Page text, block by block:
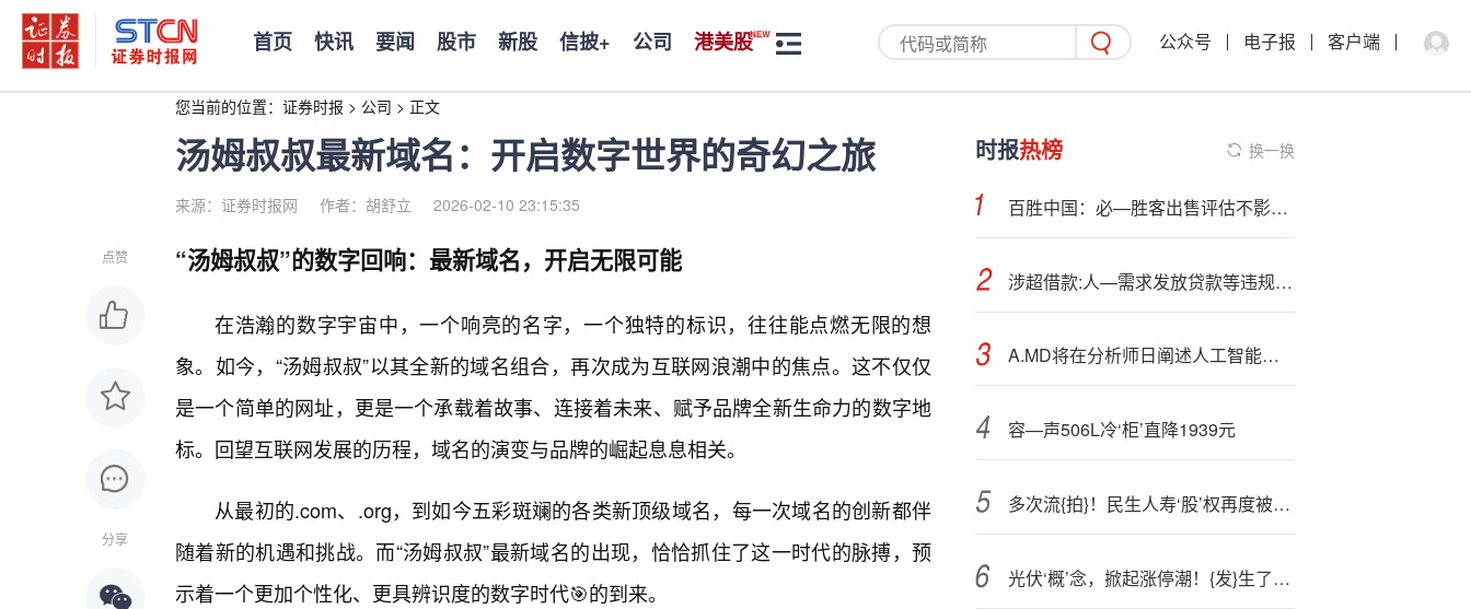
首页 快讯 要闻 股市 新股 信披+ 公司 港美股 公众号 电子报 客户端
您当前的位置： 证券时报 > 公司 > 正文
汤姆叔叔最新域名：开启数字世界的奇幻之旅
来源：证券时报网 作者：胡舒立 2026-02-10 23:15:35
点赞
分享
“汤姆叔叔”的数字回响：最新域名，开启无限可能
在浩瀚的数字宇宙中，一个响亮的名字，一个独特的标识，往往能点燃无限的想
象。如今，“汤姆叔叔”以其全新的域名组合，再次成为互联网浪潮中的焦点。这不仅仅
是一个简单的网址，更是一个承载着故事、连接着未来、赋予品牌全新生命力的数字地
标。回望互联网发展的历程，域名的演变与品牌的崛起息息相关。
从最初的.com、.org，到如今五彩斑斓的各类新顶级域名，每一次域名的创新都伴
随着新的机遇和挑战。而“汤姆叔叔”最新域名的出现，恰恰抓住了这一时代的脉搏，预
示着一个更加个性化、更具辨识度的数字时代🎯的到来。
时报热榜 换一换
百胜中国：必—胜客出售评估不影响中国市场运营，必胜客中国门店4022家
涉超借款:人—需求发放贷款等违规行为，浦发银行台州分行被罚120万元
A.MD将在分析师日阐述人工智能芯片业务规划
容—声506L冷‘柜’直降1939元
多次流{拍}！民生人寿‘股’权再度被摆上交易桌
光伏‘概’念，掀起涨停潮！{发}生了什么？